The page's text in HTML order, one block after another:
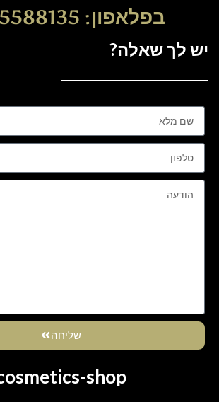
בפלאפון: 051-5588135
יש לך שאלה?
שליחה
shop